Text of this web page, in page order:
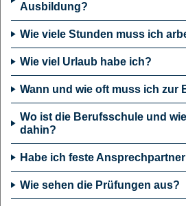
Ausbildung?
Wie viele Stunden muss ich
Wie viel Urlaub habe ich?
Wann und wie oft muss ich zur
Wo ist die Berufsschule und
dahin?
Habe ich feste
Wie sehen die Prüfungen aus?